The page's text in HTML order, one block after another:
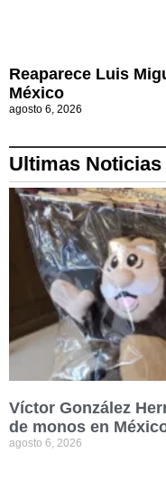
Reaparece Luis
México
agosto 6, 2026
Ultimas Noticias
Víctor González
de monos en
agosto 6, 2026